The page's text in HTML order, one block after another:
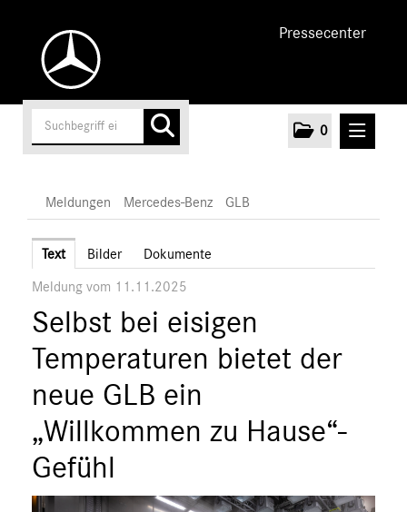
Pressecenter
0
Unternehmen
Cars
AMG
Maybach
Mercedes-Benz
A-Klasse
C-Klasse
E-Klasse
Meldungen Mercedes-Benz GLB
Text Bilder Dokumente
Meldung vom 11.11.2025
Selbst bei eisigen
Temperaturen bietet der
neue GLB ein
„Willkommen zu Hause“-
Gefühl